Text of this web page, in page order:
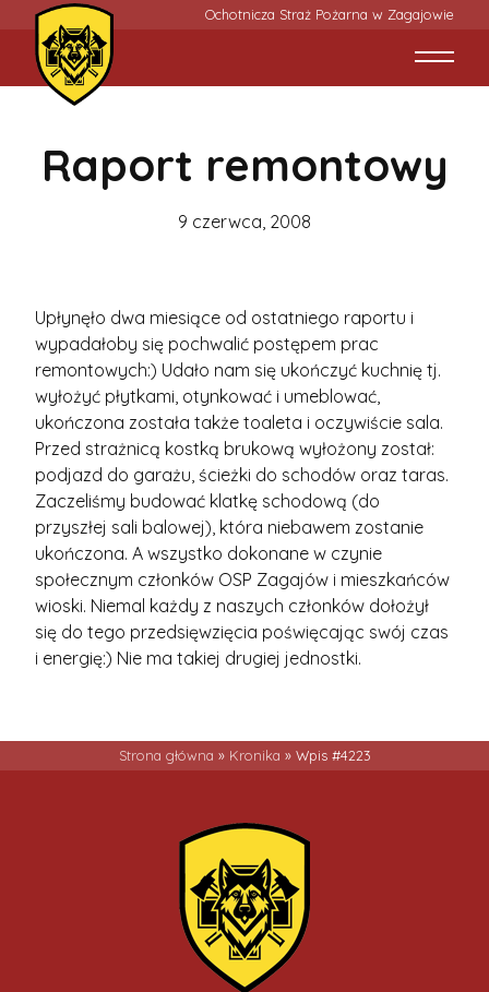
Ochotnicza Straż Pożarna w Zagajowie
Raport remontowy
9 czerwca, 2008
Upłynęło dwa miesiące od ostatniego raportu i
wypadałoby się pochwalić postępem prac
remontowych:) Udało nam się ukończyć kuchnię tj.
wyłożyć płytkami, otynkować i umeblować,
ukończona została także toaleta i oczywiście sala.
Przed strażnicą kostką brukową wyłożony został:
podjazd do garażu, ścieżki do schodów oraz taras.
Zaczeliśmy budować klatkę schodową (do
przyszłej sali balowej), która niebawem zostanie
ukończona. A wszystko dokonane w czynie
społecznym członków OSP Zagajów i mieszkańców
wioski. Niemal każdy z naszych członków dołożył
się do tego przedsięwzięcia poświęcając swój czas
i energię:) Nie ma takiej drugiej jednostki.
Strona główna » Kronika » Wpis #4223